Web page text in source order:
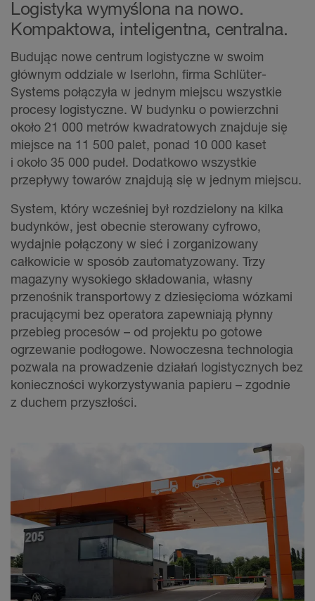
Logistyka wymyślona na nowo.
Kompaktowa, inteligentna, centralna.
Budując nowe centrum logistyczne w swoim
głównym oddziale w Iserlohn, firma Schlüter-
Systems połączyła w jednym miejscu wszystkie
procesy logistyczne. W budynku o powierzchni
około 21 000 metrów kwadratowych znajduje się
miejsce na 11 500 palet, ponad 10 000 kaset
i około 35 000 pudeł. Dodatkowo wszystkie
przepływy towarów znajdują się w jednym miejscu.
System, który wcześniej był rozdzielony na kilka
budynków, jest obecnie sterowany cyfrowo,
wydajnie połączony w sieć i zorganizowany
całkowicie w sposób zautomatyzowany. Trzy
magazyny wysokiego składowania, własny
przenośnik transportowy z dziesięcioma wózkami
pracującymi bez operatora zapewniają płynny
przebieg procesów – od projektu po gotowe
ogrzewanie podłogowe. Nowoczesna technologia
pozwala na prowadzenie działań logistycznych bez
konieczności wykorzystywania papieru – zgodnie
z duchem przyszłości.